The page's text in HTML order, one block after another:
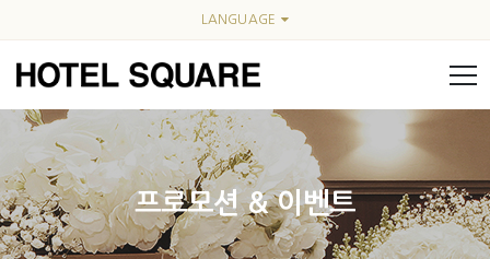
LANGUAGE
프로모션 & 이벤트